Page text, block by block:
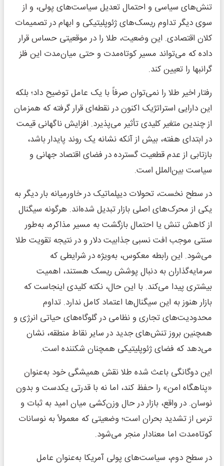
تنش‌های سیاسی و احتمال تعدیل سیاست‌های پولی، و از
سوی دیگر تداوم ریسک‌های ژئوپلیتیکی و ابهام در تصمیمات
کلان اقتصادی. این وضعیت، طلا را در موقعیتی حساس قرار
داده که می‌تواند مسیر کوتاه‌مدت و حتی میان‌مدت این فلز
گرانبها را تعیین کند.
رفتار اخیر طلا را نمی‌توان صرفاً با یک عامل توضیح داد؛ بلکه
این دارایی استراتژیک اکنون در نقطه‌ای قرار گرفته که همزمان
از چندین متغیر کلیدی تأثیر می‌پذیرد. افزایش ناگهانی قیمت
در ابتدای هفته، بیش از آنکه نشانه یک روند پایدار باشد،
بازتابی از عدم قطعیت گسترده در فضای اقتصاد جهانی و
سیاست بین‌الملل است.
در سطح نخست، تحولات دیپلماتیک در خاورمیانه بار دیگر به
یکی از محرک‌های اصلی بازار تبدیل شده‌اند. هرگونه سیگنال
از کاهش تنش یا احتمال بازگشت به مسیر مذاکره، به‌طور
سنتی موجب افت نسبی جذابیت دلار و در نتیجه تقویت طلا
می‌شود. این رابطه معکوس، به‌ویژه در شرایطی که
سرمایه‌گذاران به دنبال پوشش ریسک هستند، اهمیت
بیشتری پیدا می‌کند. با این حال، نکته کلیدی اینجاست که
بازار هنوز به این سیگنال‌ها اعتماد کامل ندارد. تداوم
محدودیت‌های تجاری و نظامی در گلوگاه‌های حیاتی انرژی و
همچنین بروز تنش‌های جدید در سایر نقاط منطقه، نشان
می‌دهد که فضای ژئوپلیتیکی همچنان شکننده است.
این دوگانگی باعث شده طلا نقش همیشگی خود به‌عنوان
«پناهگاه امن» را حفظ کند، اما نه با قدرتی یکدست و بدون
نوسان. در واقع، بازار در حال وزن‌کشی میان امید به ثبات و
ترس از تشدید بحران است؛ وضعیتی که معمولاً به نوسانات
کوتاه‌مدت اما معنادار منجر می‌شود.
در سطح دوم، سیاست‌های پولی آمریکا به‌عنوان عامل